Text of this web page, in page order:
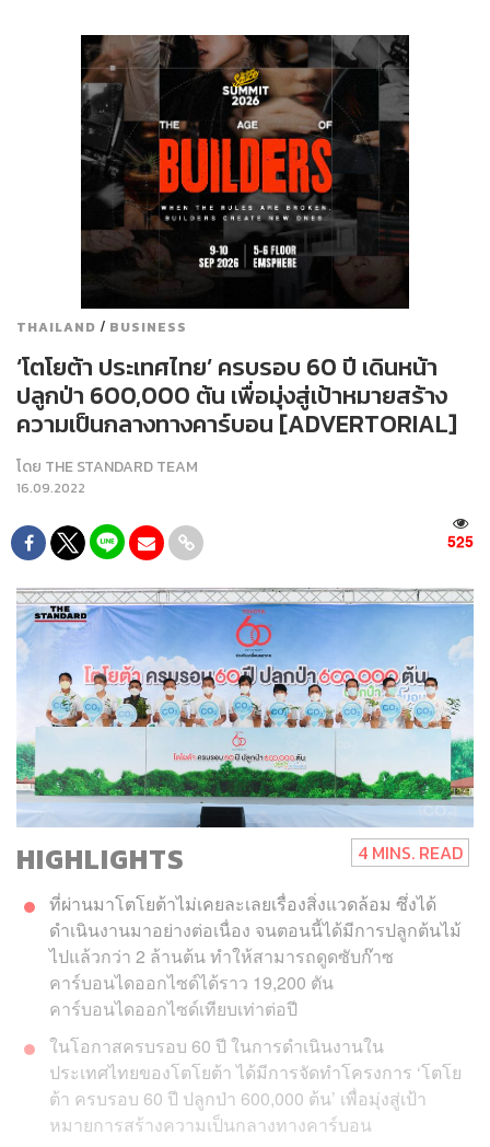
THAILAND / BUSINESS
‘โตโยต้า ประเทศไทย’ ครบรอบ 60 ปี เดินหน้า
ปลูกป่า 600,000 ต้น เพื่อมุ่งสู่เป้าหมายสร้าง
ความเป็นกลางทางคาร์บอน [ADVERTORIAL]
โดย THE STANDARD TEAM
16.09.2022
525
HIGHLIGHTS 4 MINS. READ
ที่ผ่านมาโตโยต้าไม่เคยละเลยเรื่องสิ่งแวดล้อม ซึ่งได้
ดำเนินงานมาอย่างต่อเนื่อง จนตอนนี้ได้มีการปลูกต้นไม้
ไปแล้วกว่า 2 ล้านต้น ทำให้สามารถดูดซับก๊าซ
คาร์บอนไดออกไซด์ได้ราว 19,200 ตัน
คาร์บอนไดออกไซด์เทียบเท่าต่อปี
ในโอกาสครบรอบ 60 ปี ในการดำเนินงานใน
ประเทศไทยของโตโยต้า ได้มีการจัดทำโครงการ ‘โตโย
ต้า ครบรอบ 60 ปี ปลูกป่า 600,000 ต้น’ เพื่อมุ่งสู่เป้า
หมายการสร้างความเป็นกลางทางคาร์บอน